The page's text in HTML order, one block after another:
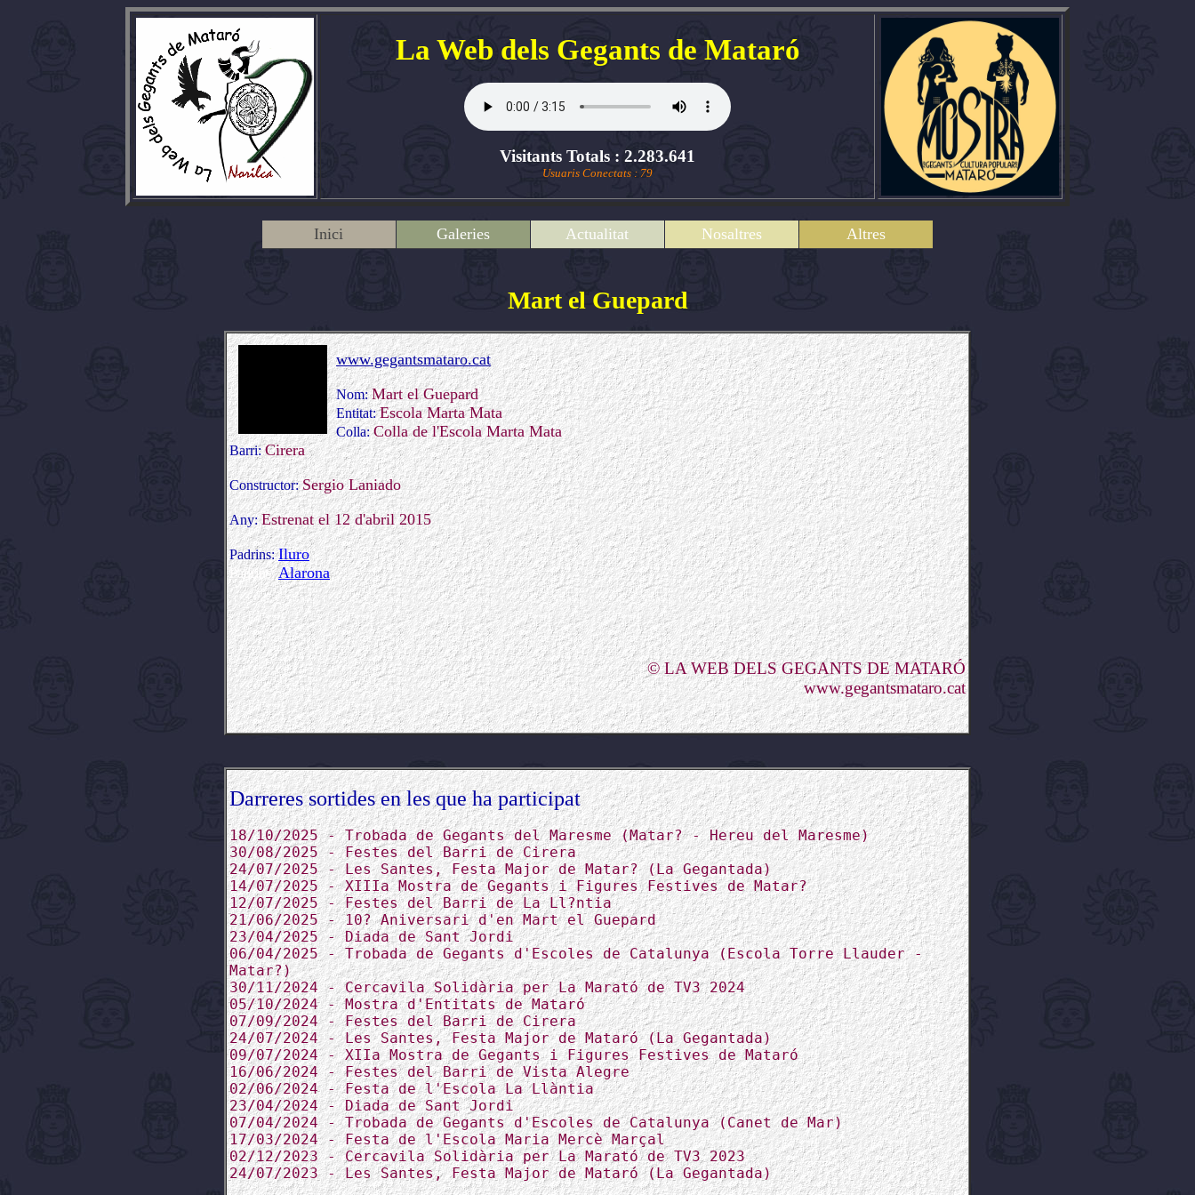
La Web dels Gegants de Mataró
Visitants Totals : 2.283.641
Usuaris Conectats : 79
Inici Galeries Actualitat Nosaltres Altres
Mart el Guepard
www.gegantsmataro.cat
Nom:Mart el Guepard
Entitat:Escola Marta Mata
Colla:Colla de l'Escola Marta Mata
Barri:Cirera
Constructor:Sergio Laniado
Any:Estrenat el 12 d'abril 2015
Padrins:Iluro
Padrins:Alarona
© LA WEB DELS GEGANTS DE MATARÓ
www.gegantsmataro.cat
Darreres sortides en les que ha participat
18/10/2025 - Trobada de Gegants del Maresme (Matar? - Hereu del Maresme)
30/08/2025 - Festes del Barri de Cirera
24/07/2025 - Les Santes, Festa Major de Matar? (La Gegantada)
14/07/2025 - XIIIa Mostra de Gegants i Figures Festives de Matar?
12/07/2025 - Festes del Barri de La Ll?ntia
21/06/2025 - 10? Aniversari d'en Mart el Guepard
23/04/2025 - Diada de Sant Jordi
06/04/2025 - Trobada de Gegants d'Escoles de Catalunya (Escola Torre Llauder -
Matar?)
30/11/2024 - Cercavila Solidària per La Marató de TV3 2024
05/10/2024 - Mostra d'Entitats de Mataró
07/09/2024 - Festes del Barri de Cirera
24/07/2024 - Les Santes, Festa Major de Mataró (La Gegantada)
09/07/2024 - XIIa Mostra de Gegants i Figures Festives de Mataró
16/06/2024 - Festes del Barri de Vista Alegre
02/06/2024 - Festa de l'Escola La Llàntia
23/04/2024 - Diada de Sant Jordi
07/04/2024 - Trobada de Gegants d'Escoles de Catalunya (Canet de Mar)
17/03/2024 - Festa de l'Escola Maria Mercè Marçal
02/12/2023 - Cercavila Solidària per La Marató de TV3 2023
24/07/2023 - Les Santes, Festa Major de Mataró (La Gegantada)